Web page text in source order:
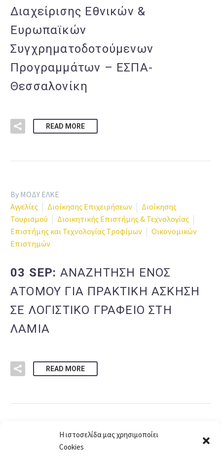
Η ιστοσελίδα μας χρησιμοποίει
Cookies
Διαχείρισης Εθνικών &
Ευρωπαϊκών
Συγχρηματοδοτούμενων
Προγραμμάτων – ΕΣΠΑ-
Θεσσαλονίκη
READ MORE
By ΜΟΔΥ ΕΛΚΕ
Αγγελίες
Διοίκησης Επιχειρήσεων
Διοίκησης
Τουρισμού
Διοικητικής Επιστήμης & Τεχνολογίας
Επιστήμης και Τεχνολογίας Τροφίμων
Οικονομικών
Επιστημών
03 SEP: ΑΝΑΖΗΤΗΣΗ ΕΝΟΣ
ΑΤΟΜΟΥ ΓΙΑ ΠΡΑΚΤΙΚΗ ΑΣΚΗΣΗ
ΣΕ ΛΟΓΙΣΤΙΚΟ ΓΡΑΦΕΙΟ ΣΤΗ
ΛΑΜΙΑ
READ MORE
… 27